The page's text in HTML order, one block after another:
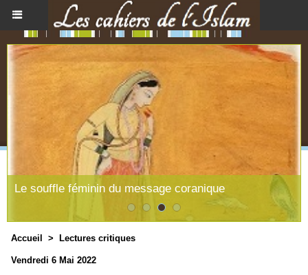
Le souffle féminin du message coranique
Accueil > Lectures critiques
Vendredi 6 Mai 2022